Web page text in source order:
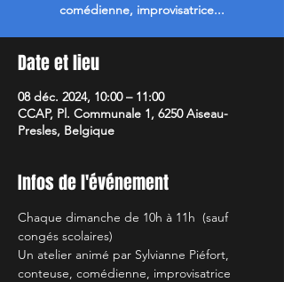
comédienne, improvisatrice...
Date et lieu
08 déc. 2024, 10:00 – 11:00
CCAP, Pl. Communale 1, 6250 Aiseau-
Presles, Belgique
Infos de l'événement
Chaque dimanche de 10h à 11h  (sauf
congés scolaires)
Un atelier animé par Sylvianne Piéfort,
conteuse, comédienne, improvisatrice